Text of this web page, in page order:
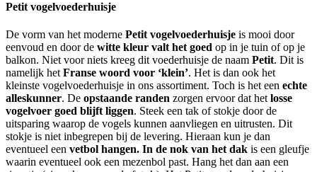
Petit vogelvoederhuisje
De vorm van het moderne Petit vogelvoederhuisje is mooi door
eenvoud en door de witte kleur valt het goed op in je tuin of op je
balkon. Niet voor niets kreeg dit voederhuisje de naam Petit. Dit is
namelijk het Franse woord voor ‘klein’. Het is dan ook het
kleinste vogelvoederhuisje in ons assortiment. Toch is het een echte
alleskunner. De opstaande randen zorgen ervoor dat het losse
vogelvoer goed blijft liggen. Steek een tak of stokje door de
uitsparing waarop de vogels kunnen aanvliegen en uitrusten. Dit
stokje is niet inbegrepen bij de levering. Hieraan kun je dan
eventueel een vetbol hangen. In de nok van het dak is een gleufje
waarin eventueel ook een mezenbol past. Hang het dan aan een